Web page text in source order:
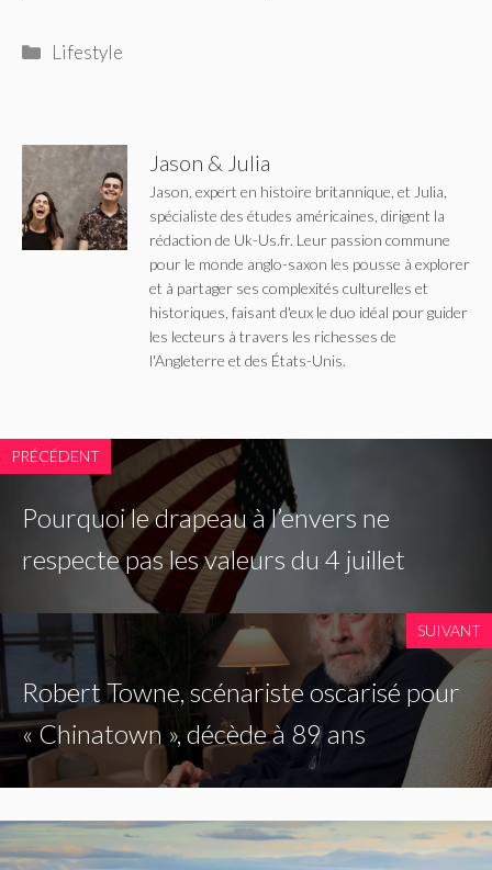
Catégories
Lifestyle
Jason & Julia
Jason, expert en histoire britannique, et Julia,
spécialiste des études américaines, dirigent la
rédaction de Uk-Us.fr. Leur passion commune
pour le monde anglo-saxon les pousse à explorer
et à partager ses complexités culturelles et
historiques, faisant d'eux le duo idéal pour guider
les lecteurs à travers les richesses de
l'Angleterre et des États-Unis.
PRÉCÉDENT
Pourquoi le drapeau à l’envers ne
respecte pas les valeurs du 4 juillet
SUIVANT
Robert Towne, scénariste oscarisé pour
« Chinatown », décède à 89 ans